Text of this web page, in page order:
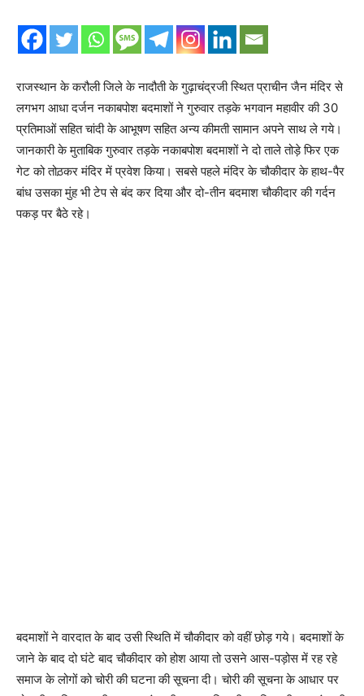
राजस्थान के करौली जिले के नादौती के गुढ़ाचंद्रजी स्थित प्राचीन जैन मंदिर से
लगभग आधा दर्जन नकाबपोश बदमाशों ने गुरुवार तड़के भगवान महावीर की 30
प्रतिमाओं सहित चांदी के आभूषण सहित अन्य कीमती सामान अपने साथ ले गये।
जानकारी के मुताबिक गुरुवार तड़के नकाबपोश बदमाशों ने दो ताले तोड़े फिर एक
गेट को तोठ़कर मंदिर में प्रवेश किया। सबसे पहले मंदिर के चौकीदार के हाथ-पैर
बांध उसका मुंह भी टेप से बंद कर दिया और दो-तीन बदमाश चौकीदार की गर्दन
पकड़ पर बैठे रहे।
बदमाशों ने वारदात के बाद उसी स्थिति में चौकीदार को वहीं छोड़ गये। बदमाशों के
जाने के बाद दो घंटे बाद चौकीदार को होश आया तो उसने आस-पड़ोस में रह रहे
समाज के लोगों को चोरी की घटना की सूचना दी। चोरी की सूचना के आधार पर